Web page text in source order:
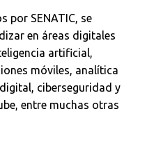
por SENATIC, se
en áreas digitales
artificial,
móviles, analítica
ciberseguridad y
entre muchas otras